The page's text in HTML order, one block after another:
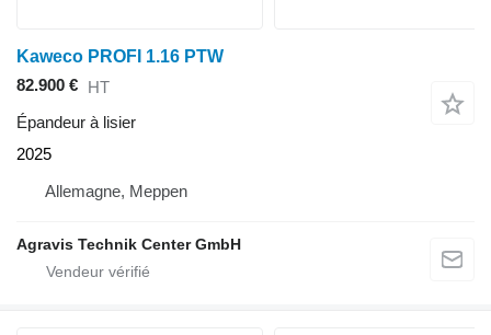
Kaweco PROFI 1.16 PTW
82.900 € HT
Épandeur à lisier
2025
Allemagne, Meppen
Agravis Technik Center GmbH